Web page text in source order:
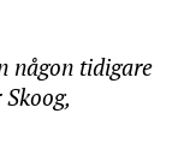
någon tidigare